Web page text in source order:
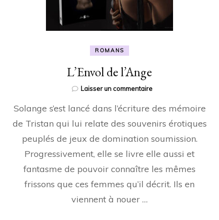
ROMANS
L’Envol de l’Ange
Laisser un commentairesur
de
Solange s’est lancé dans l’écriture des mémoire
de Tristan qui lui relate des souvenirs érotiques
peuplés de jeux de domination soumission.
Progressivement, elle se livre elle aussi et
fantasme de pouvoir connaître les mêmes
frissons que ces femmes qu’il décrit. Ils en
viennent à nouer …